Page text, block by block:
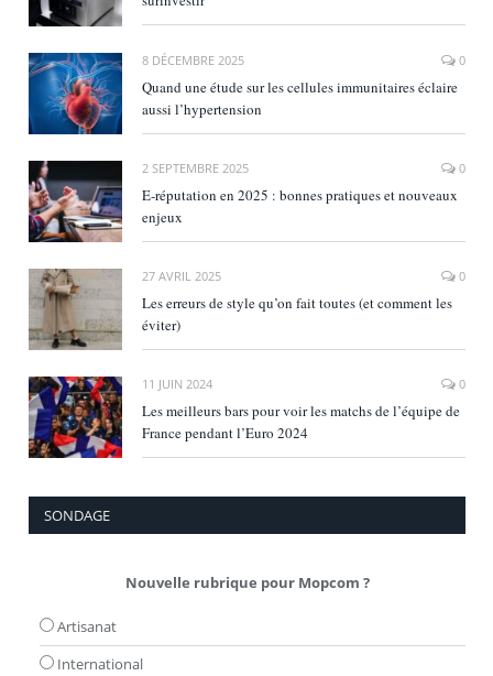
8 DÉCEMBRE 2025 0
Quand une étude sur les cellules immunitaires éclaire
aussi l’hypertension
2 SEPTEMBRE 2025 0
E‑réputation en 2025 : bonnes pratiques et nouveaux
enjeux
27 AVRIL 2025 0
Les erreurs de style qu’on fait toutes (et comment les
éviter)
11 JUIN 2024 0
Les meilleurs bars pour voir les matchs de l’équipe de
France pendant l’Euro 2024
SONDAGE
Nouvelle rubrique pour Mopcom ?
Artisanat
International